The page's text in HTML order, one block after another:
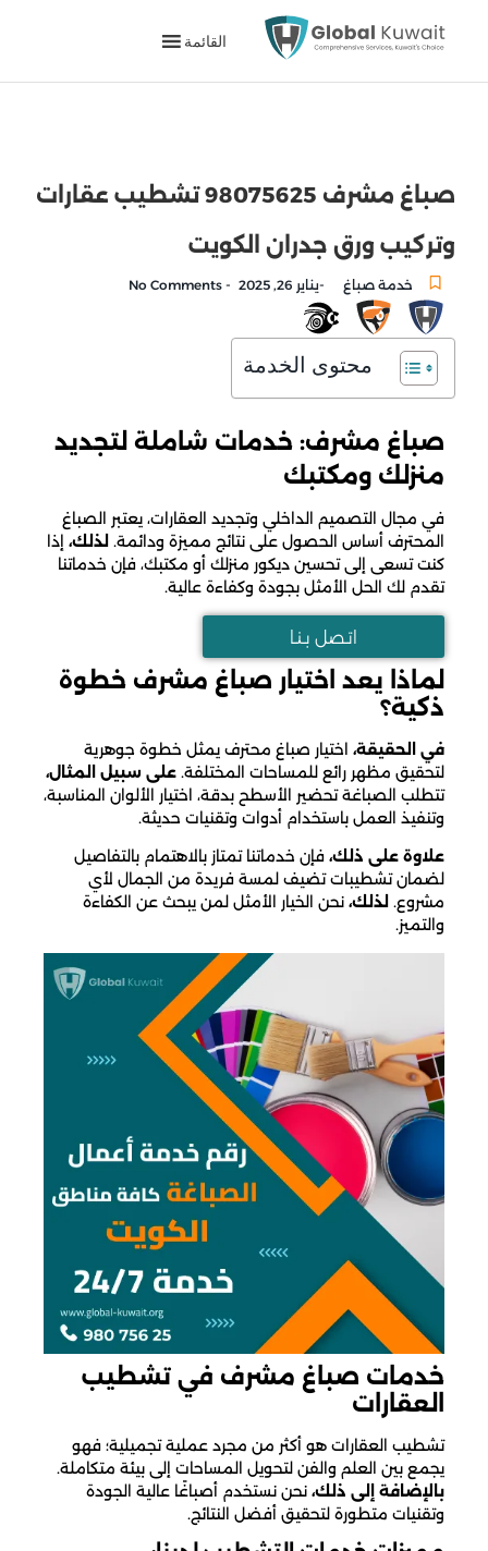
القائمة
صباغ مشرف 98075625 تشطيب عقارات
وتركيب ورق جدران الكويت
خدمة صباغ -يناير 26, 2025 -
محتوى الخدمة
صباغ مشرف: خدمات شاملة لتجديد
منزلك ومكتبك
في مجال التصميم الداخلي وتجديد العقارات، يعتبر الصباغ
المحترف أساس الحصول على نتائج مميزة ودائمة. لذلك، إذا
كنت تسعى إلى تحسين ديكور منزلك أو مكتبك، فإن خدماتنا
تقدم لك الحل الأمثل بجودة وكفاءة عالية.
اتـصل بـنـا
لماذا يعد اختيار صباغ مشرف خطوة
ذكية؟
في الحقيقة، اختيار صباغ محترف يمثل خطوة جوهرية
لتحقيق مظهر رائع للمساحات المختلفة. على سبيل المثال،
تتطلب الصباغة تحضير الأسطح بدقة، اختيار الألوان المناسبة،
وتنفيذ العمل باستخدام أدوات وتقنيات حديثة.
علاوة على ذلك، فإن خدماتنا تمتاز بالاهتمام بالتفاصيل
لضمان تشطيبات تضيف لمسة فريدة من الجمال لأي
مشروع. لذلك، نحن الخيار الأمثل لمن يبحث عن الكفاءة
والتميز.
خدمات صباغ مشرف في تشطيب
العقارات
تشطيب العقارات هو أكثر من مجرد عملية تجميلية؛ فهو
يجمع بين العلم والفن لتحويل المساحات إلى بيئة متكاملة.
بالإضافة إلى ذلك، نحن نستخدم أصباغًا عالية الجودة
وتقنيات متطورة لتحقيق أفضل النتائج.